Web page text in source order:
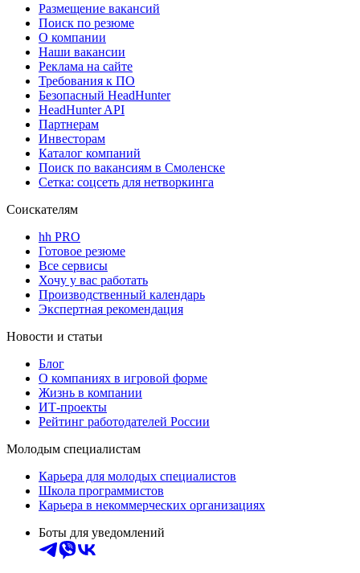
Размещение вакансий
Поиск по резюме
О компании
Наши вакансии
Реклама на сайте
Требования к ПО
Безопасный HeadHunter
HeadHunter API
Партнерам
Инвесторам
Каталог компаний
Поиск по вакансиям в Смоленске
Сетка: соцсеть для нетворкинга
Соискателям
hh PRO
Готовое резюме
Все сервисы
Хочу у вас работать
Производственный календарь
Экспертная рекомендация
Новости и статьи
Блог
О компаниях в игровой форме
Жизнь в компании
ИТ-проекты
Рейтинг работодателей России
Молодым специалистам
Карьера для молодых специалистов
Школа программистов
Карьера в некоммерческих организациях
Боты для уведомлений